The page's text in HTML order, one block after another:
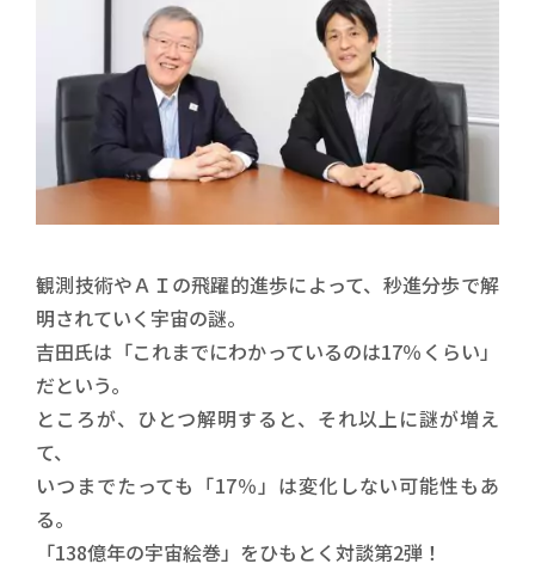
観測技術やＡＩの飛躍的進歩によって、秒進分歩で解
明されていく宇宙の謎。
吉田氏は「これまでにわかっているのは17％くらい」
だという。
ところが、ひとつ解明すると、それ以上に謎が増え
て、
いつまでたっても「17％」は変化しない可能性もあ
る。
「138億年の宇宙絵巻」をひもとく対談第2弾！